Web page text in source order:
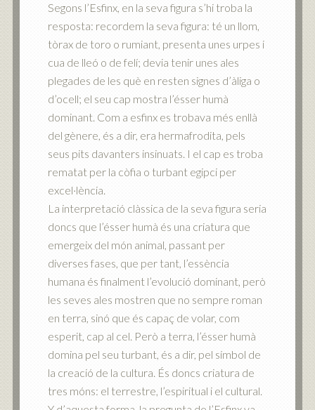
Segons l’Esfinx, en la seva figura s’hi troba la
resposta: recordem la seva figura: té un llom,
tòrax de toro o rumiant, presenta unes urpes i
cua de lleó o de felí; devia tenir unes ales
plegades de les què en resten signes d’àliga o
d’ocell; el seu cap mostra l’ésser humà
dominant. Com a esfinx es trobava més enllà
del gènere, és a dir, era hermafrodita, pels
seus pits davanters insinuats. I el cap es troba
rematat per la còfia o turbant egipci per
excel·lència.
La interpretació clàssica de la seva figura seria
doncs que l’ésser humà és una criatura que
emergeix del món animal, passant per
diverses fases, que per tant, l’essència
humana és finalment l’evolució dominant, però
les seves ales mostren que no sempre roman
en terra, sinó que és capaç de volar, com
esperit, cap al cel. Però a terra, l’ésser humà
domina pel seu turbant, és a dir, pel símbol de
la creació de la cultura. És doncs criatura de
tres móns: el terrestre, l’espiritual i el cultural.